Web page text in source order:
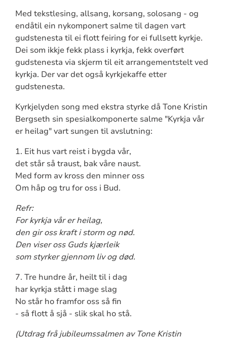
Med tekstlesing, allsang, korsang, solosang - og
endåtil ein nykomponert salme til dagen vart
gudstenesta til ei flott feiring for ei fullsett kyrkje.
Dei som ikkje fekk plass i kyrkja, fekk overført
gudstenesta via skjerm til eit arrangementstelt ved
kyrkja. Der var det også kyrkjekaffe etter
gudstenesta.
Kyrkjelyden song med ekstra styrke då Tone Kristin
Bergseth sin spesialkomponerte salme "Kyrkja vår
er heilag" vart sungen til avslutning:
1. Eit hus vart reist i bygda vår,
det står så traust, bak våre naust.
Med form av kross den minner oss
Om håp og tru for oss i Bud.
Refr:
For kyrkja vår er heilag,
den gir oss kraft i storm og nød.
Den viser oss Guds kjærleik
som styrker gjennom liv og død.
7. Tre hundre år, heilt til i dag
har kyrkja stått i mage slag
No står ho framfor oss så fin
- så flott å sjå - slik skal ho stå.
(Utdrag frå jubileumssalmen av Tone Kristin